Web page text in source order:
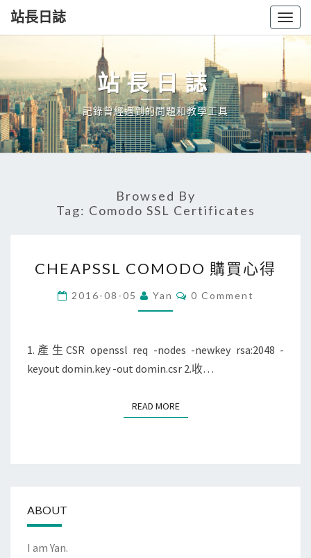
站長日誌
站長日誌
記錄曾經遇到的問題和教學工具
Browsed By
Tag: Comodo SSL Certificates
COMODO
購
買
得
CHEAPSSL COMODO 購買心得
2016-08-05 Yan Comments
0 Comment
1.產生CSR openssl req -nodes -newkey rsa:2048 -
keyout domin.key -out domin.csr 2.收…
READ MOREREAD MORE
ABOUT
I am Yan.